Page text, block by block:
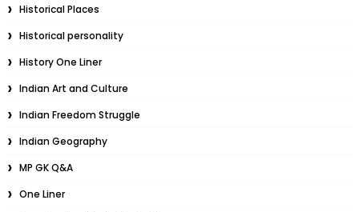
Historical Places
Historical personality
History One Liner
Indian Art and Culture
Indian Freedom Struggle
Indian Geography
MP GK Q&A
One Liner